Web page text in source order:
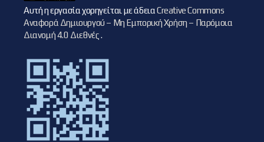
Αυτή η εργασία χορηγείται με άδειαCreative Commons
Αναφορά Δημιουργού – Μη Εμπορική Χρήση – Παρόμοια
Διανομή 4.0 Διεθνές.